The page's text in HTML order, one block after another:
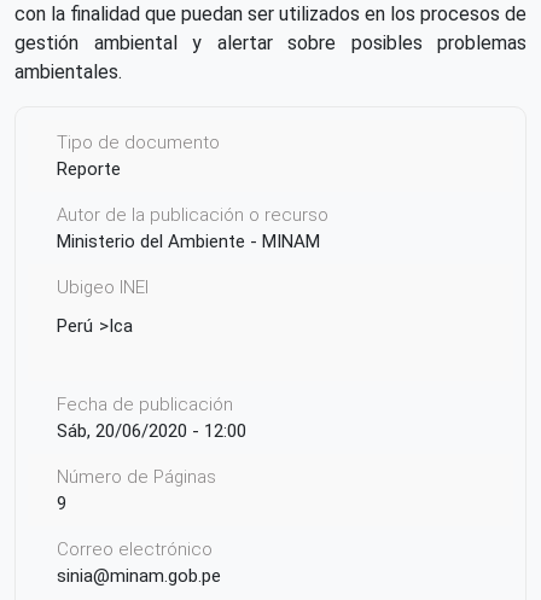
con la finalidad que puedan ser utilizados en los procesos de
gestión ambiental y alertar sobre posibles problemas
ambientales.
Tipo de documento
Reporte
Autor de la publicación o recurso
Ministerio del Ambiente - MINAM
Ubigeo INEI
Perú
Ica
Fecha de publicación
Sáb, 20/06/2020 - 12:00
Número de Páginas
9
Correo electrónico
sinia@minam.gob.pe